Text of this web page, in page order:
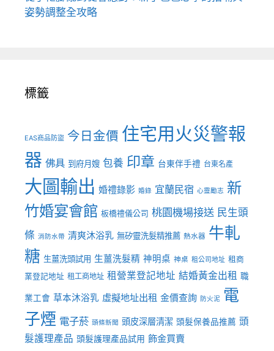
姿勢調整全攻略
標籤
EAS商品防盜 今日金價 住宅用火災警報
器 佛具 到府月嫂 包養 印章 台東伴手禮 台東名產
大圖輸出 婚禮錄影 婚錄 宜蘭民宿 心靈勵志 新
竹婚宴會館 板橋禮儀公司 桃園機場接送 民生頭
條 消防水帶 清爽沐浴乳 無矽靈洗髮精推薦 熱水器 牛軋
糖 生薑洗頭試用 生薑洗髮精 神明桌 神桌 租公司地址 租商
業登記地址 租工商地址 租營業登記地址 結婚黃金出租 職
業工會 草本沐浴乳 虛擬地址出租 金價查詢 防火泥
電
子煙 電子菸 頭條新聞 頭皮深層清潔 頭髮保養品推薦 頭
髮護理產品 頭髮護理產品試用 飾金買賣